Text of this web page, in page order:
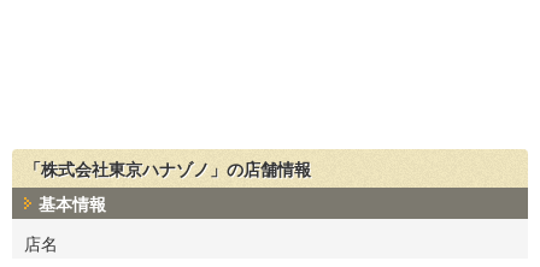
「株式会社東京ハナゾノ」の店舗情報
基本情報
店名